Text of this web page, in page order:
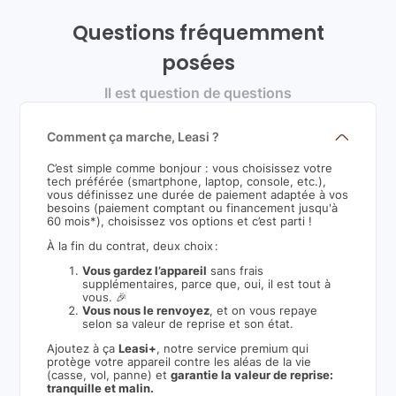
Questions fréquemment
posées
Il est question de questions
Comment ça marche, Leasi ?
C’est simple comme bonjour : vous choisissez votre
tech préférée (smartphone, laptop, console, etc.),
vous définissez une durée de paiement adaptée à vos
besoins (paiement comptant ou financement jusqu'à
60 mois*), choisissez vos options et c’est parti !
À la fin du contrat, deux choix :
Vous gardez l’appareil sans frais
supplémentaires, parce que, oui, il est tout à
vous. 🎉
Vous nous le renvoyez, et on vous repaye
selon sa valeur de reprise et son état.
Ajoutez à ça Leasi+, notre service premium qui
protège votre appareil contre les aléas de la vie
(casse, vol, panne) etgarantie la valeur de reprise:
tranquille et malin.